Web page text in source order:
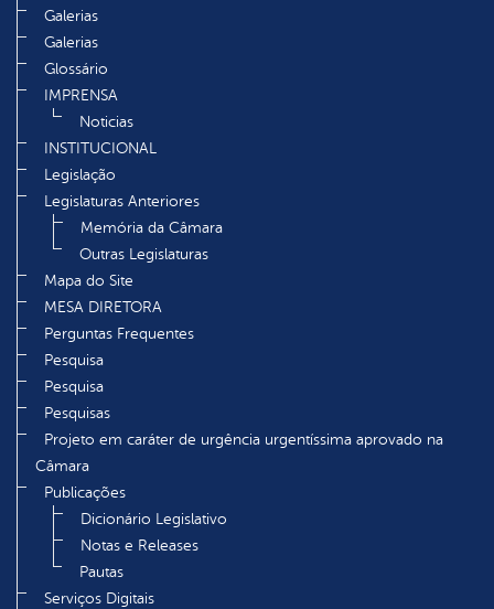
Galerias
Galerias
Glossário
IMPRENSA
Noticias
INSTITUCIONAL
Legislação
Legislaturas Anteriores
Memória da Câmara
Outras Legislaturas
Mapa do Site
MESA DIRETORA
Perguntas Frequentes
Pesquisa
Pesquisa
Pesquisas
Projeto em caráter de urgência urgentíssima aprovado na
Câmara
Publicações
Dicionário Legislativo
Notas e Releases
Pautas
Serviços Digitais